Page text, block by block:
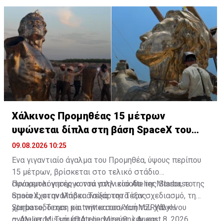
τελικά στην Ουκρανία.
Χάλκινος Προμηθέας 15 μέτρων
υψώνεται δίπλα στη βάση SpaceX του
Έλον Μασκ
09.08.2026 10:25
Ένα γιγαντιαίο άγαλμα του Προμηθέα, ύψους περίπου
15 μέτρων, βρίσκεται στο τελικό στάδιο
συναρμολόγησης κοντά στην είσοδο της Starbase της
SpaceX, στην Μπόκα Τσίκα του Τέξας.
Πρόκειται για έργο του γαλλικού Atelier Missor, το
οποίο έχει αναλάβει ανεξάρτητα τον σχεδιασμό, τη
χρηματοδότηση και την κατασκευή του χάλκινου
αγάλματος. Τμήματά του χυτεύθηκαν και
Starbase, Texas. pic.twitter.com/YcmMZRWbyH
— Atelier Missor (@AtelierMissor_)August 8, 2026